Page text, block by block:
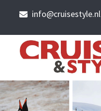
info@cruisestyle.nl